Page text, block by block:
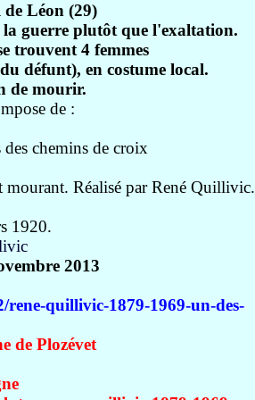
Léon (29)
guerre plutôt que l'exaltation.
trouvent 4 femmes
défunt), en costume local.
de mourir.
de :
chemins de croix
Réalisé par René Quillivic.
1920.
2013
quillivic-1879-1969-un-des-
de Plozévet